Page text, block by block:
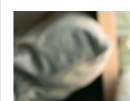
prispevala izrazita
dveh mesecih, so